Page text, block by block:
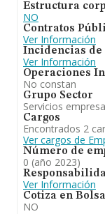
Estructura
NO
Contratos
Ver Información
Incidencias de
Ver Información
Operaciones
No constan
Grupo Sector
Servicios
Cargos
Encontrados 2
Ver cargos de
Número de
0 (año 2023)
Ver Información
Cotiza en Bolsa
NO